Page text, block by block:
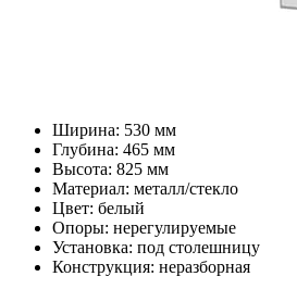
Ширина: 530 мм
Глубина: 465 мм
Высота: 825 мм
Материал: металл/стекло
Цвет: белый
Опоры: нерегулируемые
Установка: под столешницу
Конструкция: неразборная